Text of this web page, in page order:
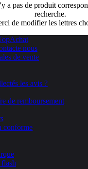
a pas de produit
recherche.
de modifier les lettres
nous
de vente
les avis ?
de remboursement
conforme